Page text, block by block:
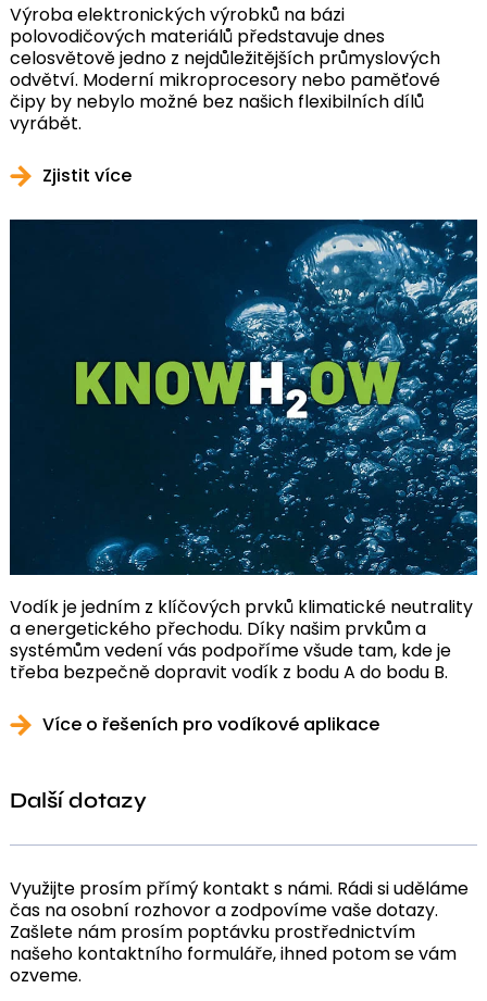
Výroba elektronických výrobků na bázi
polovodičových materiálů představuje dnes
celosvětově jedno z nejdůležitějších průmyslových
odvětví. Moderní mikroprocesory nebo paměťové
čipy by nebylo možné bez našich flexibilních dílů
vyrábět.
Zjistit více
Vodík je jedním z klíčových prvků klimatické neutrality
a energetického přechodu. Díky našim prvkům a
systémům vedení vás podpoříme všude tam, kde je
třeba bezpečně dopravit vodík z bodu A do bodu B.
Více o řešeních pro vodíkové aplikace
Další dotazy
Využijte prosím přímý kontakt s námi. Rádi si uděláme
čas na osobní rozhovor a zodpovíme vaše dotazy.
Zašlete nám prosím poptávku prostřednictvím
našeho kontaktního formuláře, ihned potom se vám
ozveme.